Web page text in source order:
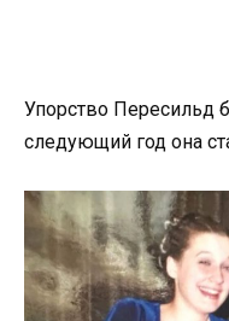
Упорство Пересильд
следующий год она